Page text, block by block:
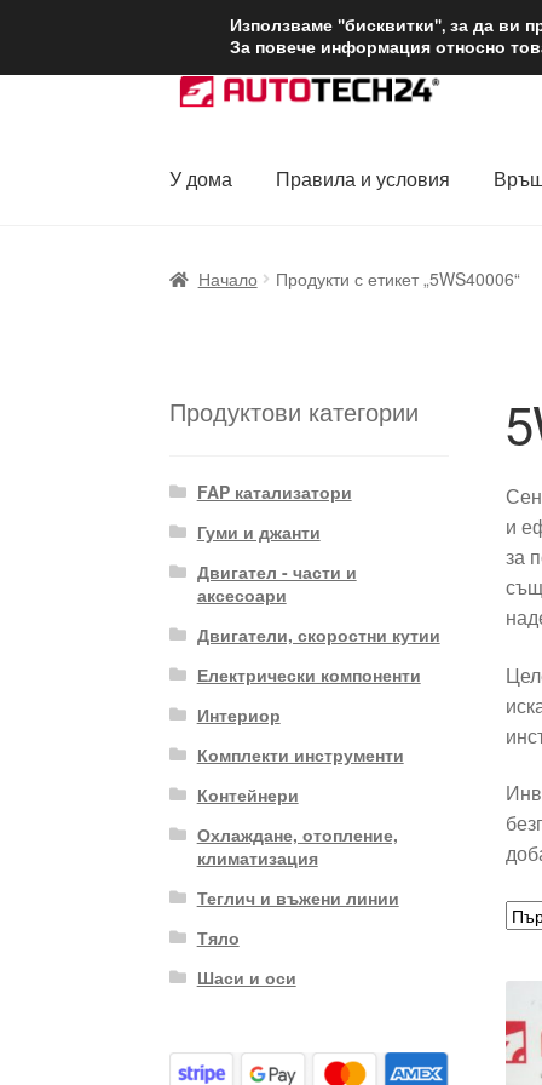
ДОСТАВКА от
Skip
to
Skip
to
У дома
Правила и условия
Начало Продукти с етикет „5WS40006“
и
за
Продуктови категории
FAP катализатори
Гуми и джанти
Двигател - части и
аксесоари
Двигатели, скоростни кутии
Електрически компоненти
Интериор
Комплекти инструменти
Контейнери
Охлаждане, отопление,
климатизация
Теглич и въжени линии
Тяло
Шаси и оси
Използваме "бисквитки", за да ви
За повече информация относно